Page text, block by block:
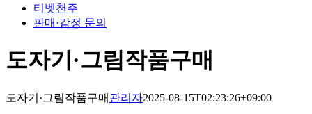
티벳천주
판매·감정 문의
도자기·그림작품구매
도자기·그림작품구매 관리자2025-08-15T02:23:26+09:00